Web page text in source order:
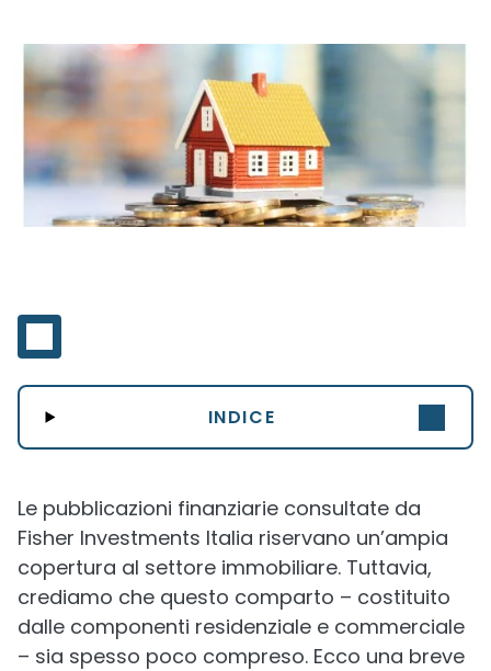
INDICE
Le pubblicazioni finanziarie consultate da
Fisher Investments Italia riservano un’ampia
copertura al settore immobiliare. Tuttavia,
crediamo che questo comparto – costituito
dalle componenti residenziale e commerciale
– sia spesso poco compreso. Ecco una breve